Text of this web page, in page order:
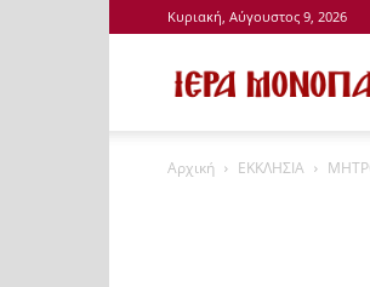
Κυριακή, Αύγουστος 9, 2026
Αρχική ΕΚΚΛΗΣΙΑ